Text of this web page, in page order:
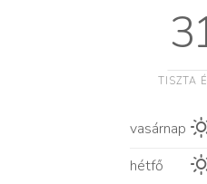
TISZTA
vasárnap
hétfő